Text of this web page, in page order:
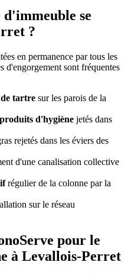
se
?
en permanence par tous les
d'engorgement sont fréquentes
de tartre sur les parois de la
d'hygiène jetés dans
rejetés dans les éviers des
d'une canalisation collective
régulier de la colonne par la
sur le réseau
pour le
à Levallois-Perret